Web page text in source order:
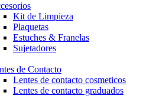
Kit de Limpieza
Plaquetas
Estuches & Franelas
Sujetadores
de Contacto
Lentes de contacto cosmeticos
Lentes de contacto graduados